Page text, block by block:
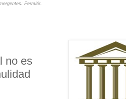
Permitir.
no es